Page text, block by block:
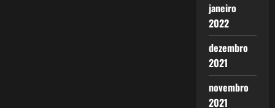
janeiro
2022
dezembro
2021
novembro
2021